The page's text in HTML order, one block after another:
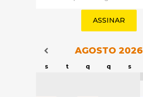
Navegação do Calendário
AGOSTO 2026
s t q q s